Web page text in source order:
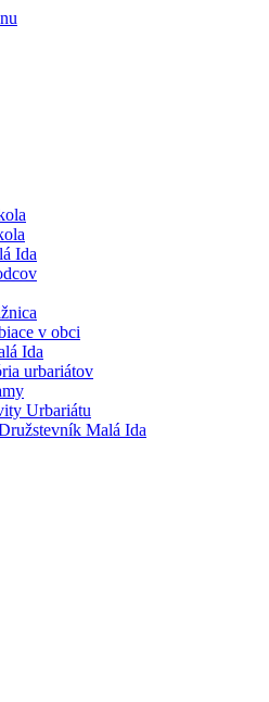
Ida
v obci
Ida
urbariátov
Urbariátu
Malá Ida